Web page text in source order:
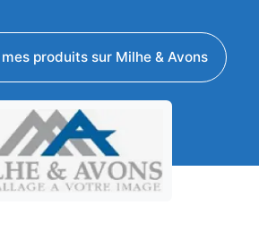
produits sur Milhe & Avons